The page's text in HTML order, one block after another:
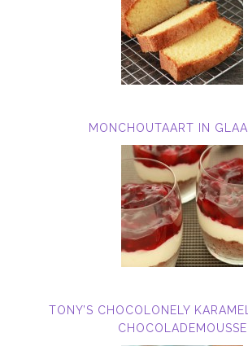
MONCHOUTAART IN
TONY’S CHOCOLONELY
CHOCOLADEMOUSSE